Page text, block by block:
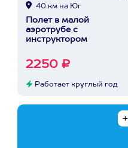
40 км на Юг
Полет в малой
аэротрубе с
инструктором
2250 ₽
Работает круглый год